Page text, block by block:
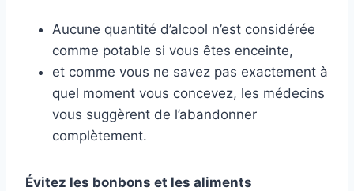
Aucune quantité d’alcool n’est considérée
comme potable si vous êtes enceinte,
et comme vous ne savez pas exactement à
quel moment vous concevez, les médecins
vous suggèrent de l’abandonner
complètement.
Évitez les bonbons et les aliments